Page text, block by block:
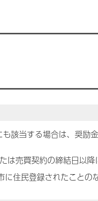
該当する場合は、奨励
は売買契約の締結日以
に住民登録されたことの